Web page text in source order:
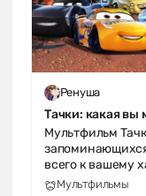
Ренуша
Тачки: какая
Мультфильм
всего к вашему
Мультфильмы